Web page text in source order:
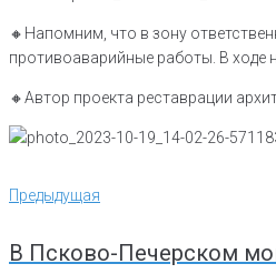
🔸Напомним, что в зону
противоаварийные работы. В ходе
🔸️Автор проекта реставрации
Навигация
записям
Предыдущая
Предыдущая
В Псково-Печерском